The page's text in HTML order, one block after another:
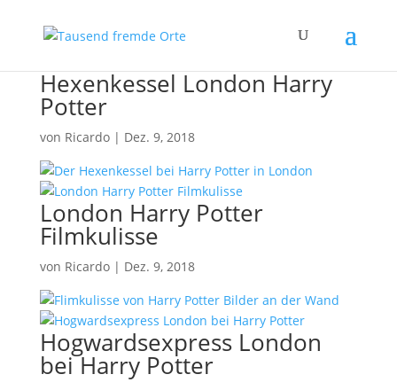
Hexenkessel London Harry
Potter
von Ricardo| Dez. 9, 2018
London Harry Potter
Filmkulisse
von Ricardo| Dez. 9, 2018
Hogwardsexpress London
bei Harry Potter